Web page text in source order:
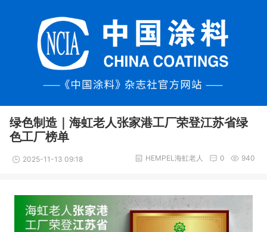
绿色制造｜海虹老人张家港工厂荣登江苏省绿
色工厂榜单
2025-11-13 09:18 940
0
HEMPEL海虹老人